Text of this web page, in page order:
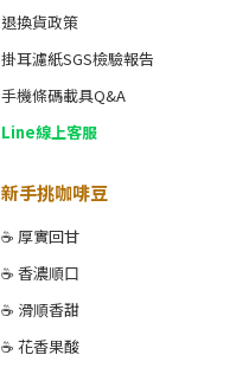
退換貨政策
掛耳濾紙SGS檢驗報告
手機條碼載具Q&A
Line線上客服
新手挑咖啡豆
☕ 厚實回甘
☕ 香濃順口
☕ 滑順香甜
☕ 花香果酸